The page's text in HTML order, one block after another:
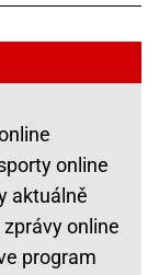
online
aktuálně
online
program